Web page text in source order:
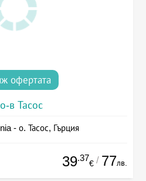
офертата
о-в Тасос
- о. Тасос, Гърция
39.37
€ / 77лв.